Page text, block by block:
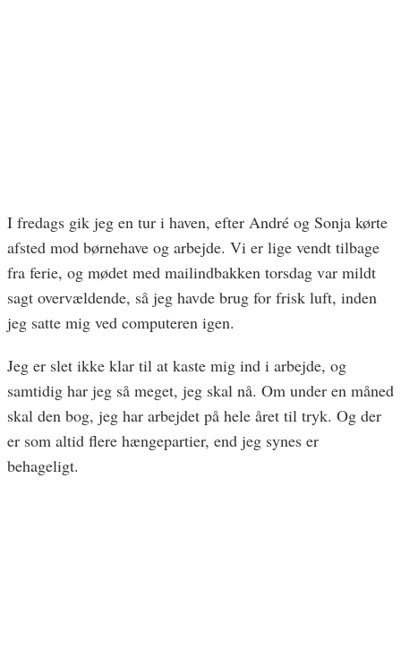
I fredags gik jeg en tur i haven, efter André og Sonja kørte
afsted mod børnehave og arbejde. Vi er lige vendt tilbage
fra ferie, og mødet med mailindbakken torsdag var mildt
sagt overvældende, så jeg havde brug for frisk luft, inden
jeg satte mig ved computeren igen.
Jeg er slet ikke klar til at kaste mig ind i arbejde, og
samtidig har jeg så meget, jeg skal nå. Om under en måned
skal den bog, jeg har arbejdet på hele året til tryk. Og der
er som altid flere hængepartier, end jeg synes er
behageligt.